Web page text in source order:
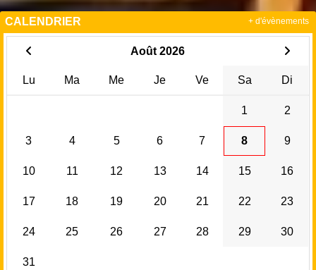
CALENDRIER
Août 2026
Lu Ma Me Je Ve Sa Di
1 2
3 4 5 6 7 8 9
10 11 12 13 14 15 16
17 18 19 20 21 22 23
24 25 26 27 28 29 30
31
+ d'évènements